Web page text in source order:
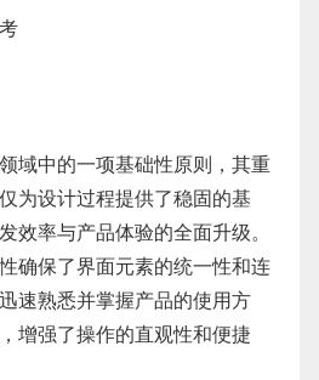
域中的一项基础性原则，其重
为设计过程提供了稳固的基
效率与产品体验的全面升级。
确保了界面元素的统一性和连
速熟悉并掌握产品的使用方
增强了操作的直观性和便捷